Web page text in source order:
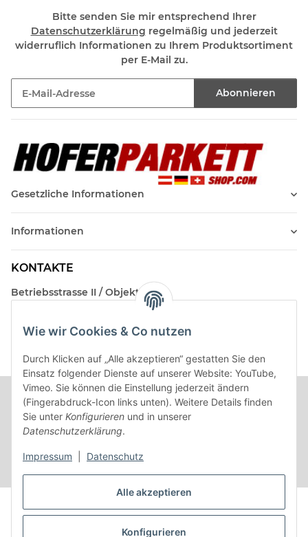
Alle akzeptieren
Konfigurieren
Wie wir Cookies & Co nutzen
Durch Klicken auf „Alle akzeptieren“ gestatten Sie den
Einsatz folgender Dienste auf unserer Website: YouTube,
Vimeo. Sie können die Einstellung jederzeit ändern
(Fingerabdruck-Icon links unten). Weitere Details finden
Sie unter Konfigurieren und in unserer
Datenschutzerklärung.
Impressum Datenschutz
Bitte senden Sie mir entsprechend Ihrer
Datenschutzerklärung regelmäßig und jederzeit
widerruflich Informationen zu Ihrem Produktsortiment
per E-Mail zu.
Abonnieren
Gesetzliche Informationen
Informationen
KONTAKTE
Betriebsstrasse II / Objekt 17
Kontakt
Vertrag widerrufen